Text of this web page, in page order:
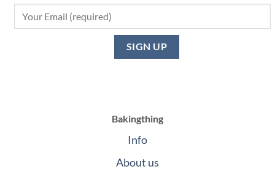
Bakingthing
Info
About us